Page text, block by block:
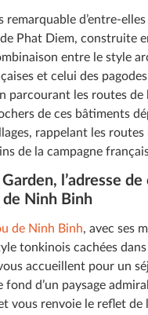
remarquable d’entre-
Phat Diem, construite
entre le style
et celui des
parcourant les routes
de ces bâtiments
rappelant les routes
de la campagne
l’adresse
Ninh Binh
de Ninh Binh, avec ses
tonkinois cachées
accueillent pour un
fond d’un paysage
vous renvoie le reflet de